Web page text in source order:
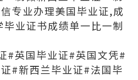
专业办理美国毕业证,成
业证书成绩单一比一制
#英国毕业证#英国文凭#
#新西兰毕业证#法国毕